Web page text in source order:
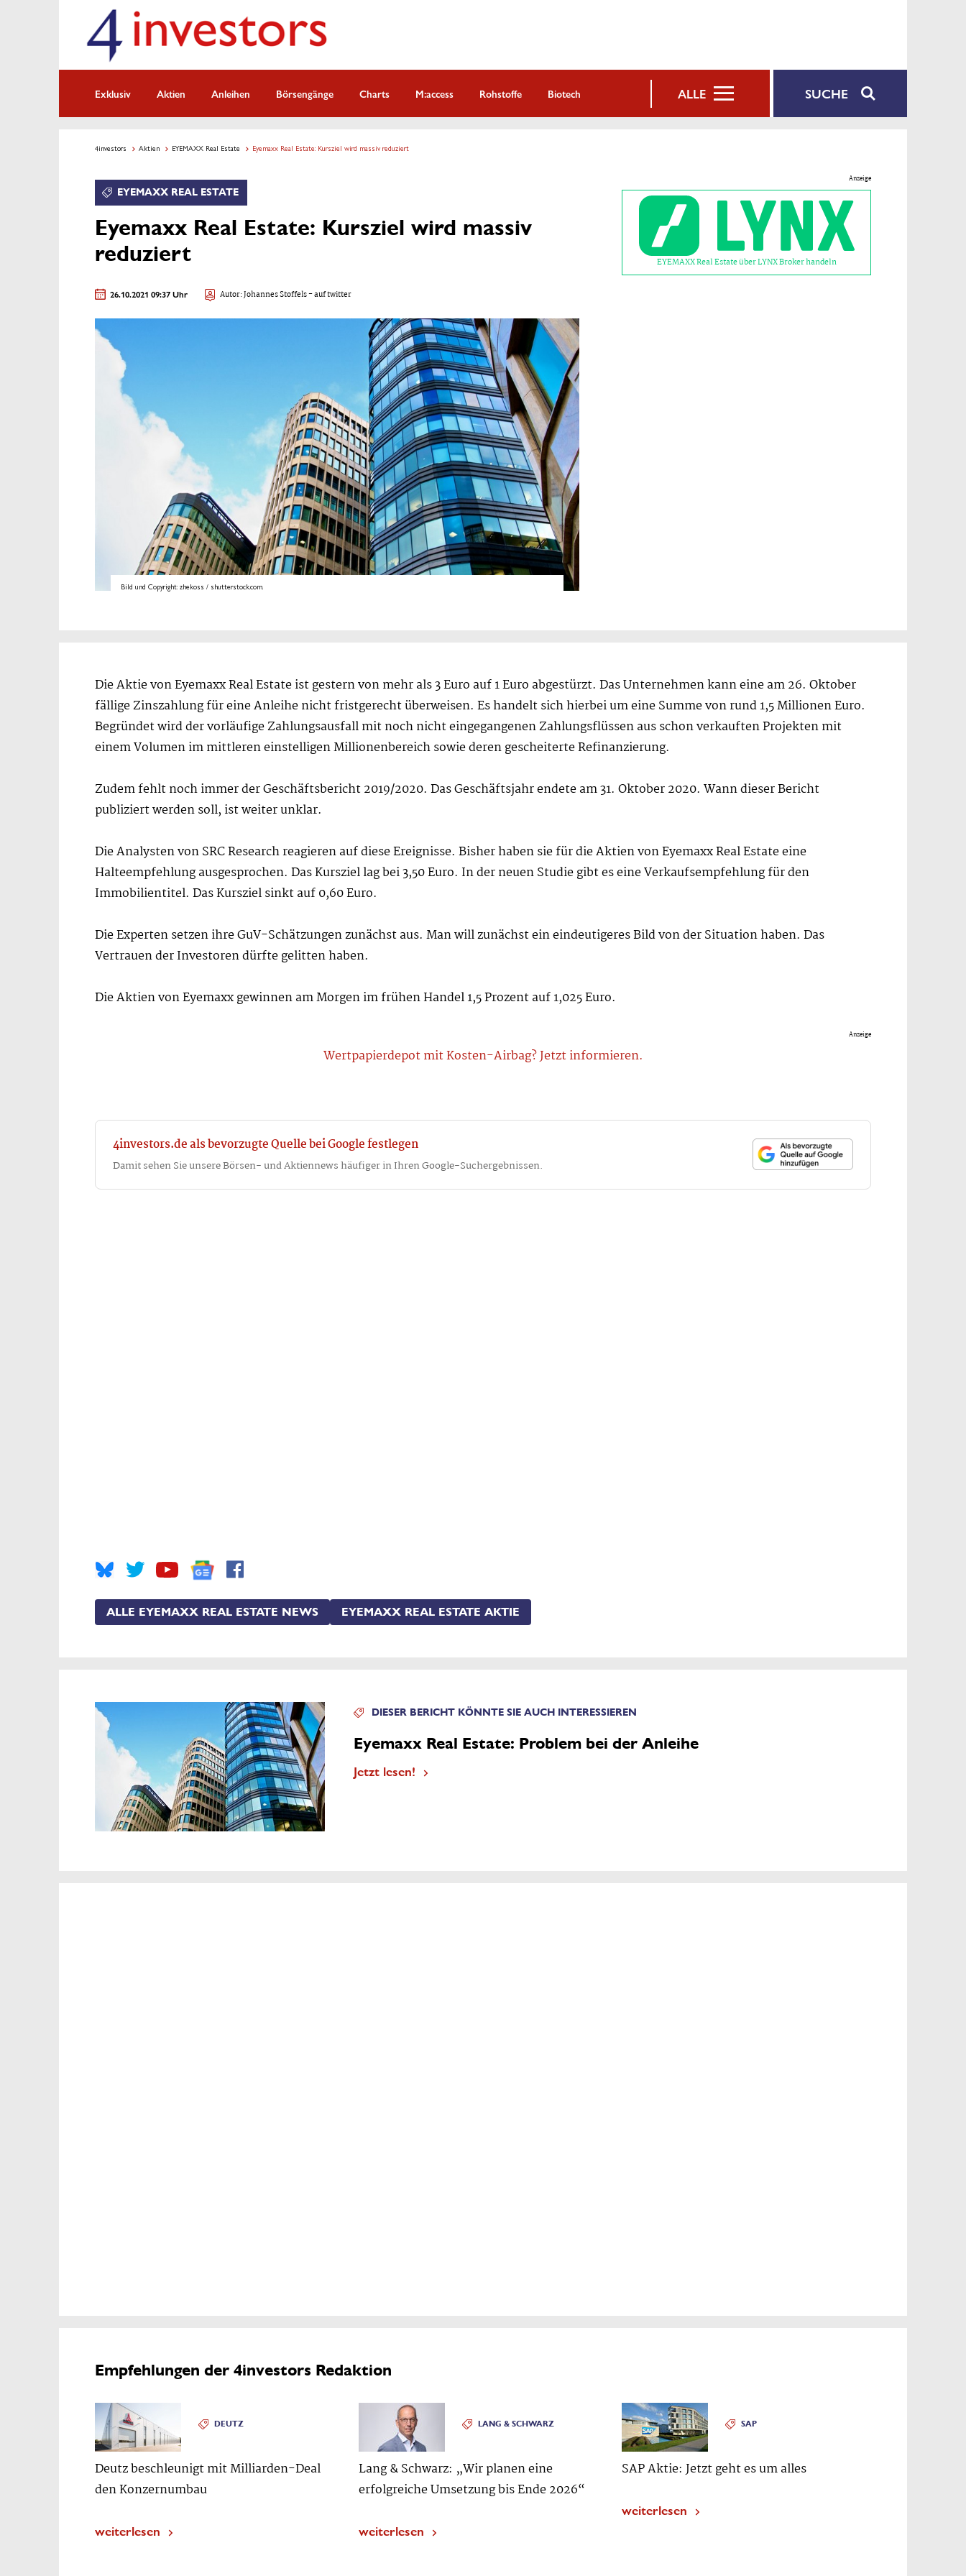
SUCHE
ALLE
Exklusiv Aktien Anleihen Börsengänge Charts M:access Rohstoffe Biotech
4investors Aktien EYEMAXX Real Estate Eyemaxx Real Estate: Kursziel wird massiv reduziert
EYEMAXX REAL ESTATE
Eyemaxx Real Estate: Kursziel wird massiv
reduziert
26.10.2021 09:37 Uhr Autor:Johannes Stoffels- auf twitter
Bild und Copyright: zhekoss / shutterstock.com.
Anzeige
EYEMAXX Real Estate über LYNX Broker handeln
Die Aktie von Eyemaxx Real Estate ist gestern von mehr als 3 Euro auf 1 Euro abgestürzt. Das Unternehmen kann eine am 26. Oktober
fällige Zinszahlung für eine Anleihe nicht fristgerecht überweisen. Es handelt sich hierbei um eine Summe von rund 1,5 Millionen Euro.
Begründet wird der vorläufige Zahlungsausfall mit noch nicht eingegangenen Zahlungsflüssen aus schon verkauften Projekten mit
einem Volumen im mittleren einstelligen Millionenbereich sowie deren gescheiterte Refinanzierung.
Zudem fehlt noch immer der Geschäftsbericht 2019/2020. Das Geschäftsjahr endete am 31. Oktober 2020. Wann dieser Bericht
publiziert werden soll, ist weiter unklar.
Die Analysten von SRC Research reagieren auf diese Ereignisse. Bisher haben sie für die Aktien von Eyemaxx Real Estate eine
Halteempfehlung ausgesprochen. Das Kursziel lag bei 3,50 Euro. In der neuen Studie gibt es eine Verkaufsempfehlung für den
Immobilientitel. Das Kursziel sinkt auf 0,60 Euro.
Die Experten setzen ihre GuV-Schätzungen zunächst aus. Man will zunächst ein eindeutigeres Bild von der Situation haben. Das
Vertrauen der Investoren dürfte gelitten haben.
Die Aktien von Eyemaxx gewinnen am Morgen im frühen Handel 1,5 Prozent auf 1,025 Euro.
Anzeige
Wertpapierdepot mit Kosten-Airbag? Jetzt informieren.
4investors.de als bevorzugte Quelle bei Google festlegen
Damit sehen Sie unsere Börsen- und Aktiennews häufiger in Ihren Google-Suchergebnissen.
ALLE EYEMAXX REAL ESTATE NEWS EYEMAXX REAL ESTATE AKTIE
DIESER BERICHT KÖNNTE SIE AUCH INTERESSIEREN
Eyemaxx Real Estate: Problem bei der Anleihe
Jetzt lesen!
Empfehlungen der 4investors Redaktion
DEUTZ
Deutz beschleunigt mit Milliarden-Deal
den Konzernumbau
weiterlesen
LANG & SCHWARZ
Lang & Schwarz: „Wir planen eine
erfolgreiche Umsetzung bis Ende 2026“
weiterlesen
SAP
SAP Aktie: Jetzt geht es um alles
weiterlesen